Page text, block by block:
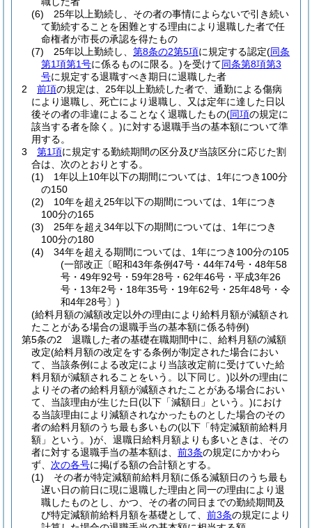
(6)
25年以上勤続し、その者の事情によらないで引き続い
て勤続することを困難とする理由により退職した者で任
命権者が市長の承認を得たもの
(7)
25年以上勤続し、 第8条の2第5項に規定する認定(同条
第1項第1号に係るものに限る。)を受けて同条第8項第3
号に規定する退職すべき期日に退職した者
2
前項の規定は、25年以上勤続した者で、通勤による傷病
により退職し、死亡により退職し、又は定年に達した日以
後その者の非違によることなく退職したもの(同項の規定に
該当する者を除く。)に対する退職手当の基本額について準
用する。
3
第1項に規定する勤続期間の区分及び当該区分に応じた割
合は、次のとおりとする。
(1)
1年以上10年以下の期間については、1年につき100分
の150
(2)
10年を超え25年以下の期間については、1年につき
100分の165
(3)
25年を超え34年以下の期間については、1年につき
100分の180
(4)
34年を超える期間については、1年につき100分の105
(一部改正〔昭和43年条例47号・44年74号・48年58
号・49年92号・59年28号・62年46号・平成3年26
号・13年2号・18年35号・19年62号・25年48号・令
和4年28号〕)
(給料月額の減額改定以外の理由により給料月額が減額され
たことがある場合の退職手当の基本額に係る特例)
第5条の2
退職した者の基礎在職期間中に、給料月額の減額
改定(給料月額の改定をする条例が制定された場合におい
て、当該条例による改定により当該改定前に受けていた給
料月額が減額されることをいう。以下同じ。)以外の理由に
よりその者の給料月額が減額されたことがある場合におい
て、当該理由が生じた日(以下「減額日」という。)におけ
る当該理由により減額されなかったものとした場合のその
者の給料月額のうち最も多いもの(以下「特定減額前給料月
額」という。)が、退職日給料月額よりも多いときは、その
者に対する退職手当の基本額は、 前3条の規定にかかわら
ず、 次の各号に掲げる額の合計額とする。
(1)
その者が特定減額前給料月額に係る減額日のうち最も
遅い日の前日に現に退職した理由と同一の理由により退
職したものとし、かつ、その者の同日までの勤続期間及
び特定減額前給料月額を基礎として、 前3条の規定により